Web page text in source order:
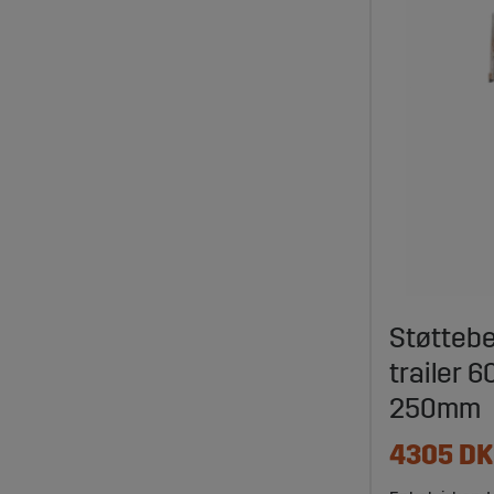
trailer
250mm
4305